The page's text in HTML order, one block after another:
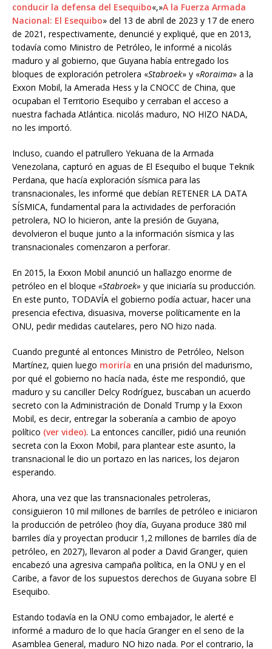
conducir la defensa del Esequibo«,»A la Fuerza Armada
Nacional: El Esequibo» del 13 de abril de 2023 y 17 de enero
de 2021, respectivamente, denuncié y expliqué, que en 2013,
todavía como Ministro de Petróleo, le informé a nicolás
maduro y al gobierno, que Guyana había entregado los
bloques de exploración petrolera «Stabroek» y «Roraima» a la
Exxon Mobil, la Amerada Hess y la CNOCC de China, que
ocupaban el Territorio Esequibo y cerraban el acceso a
nuestra fachada Atlántica. nicolás maduro, NO HIZO NADA,
no les importó.
Incluso, cuando el patrullero Yekuana de la Armada
Venezolana, capturó en aguas de El Esequibo el buque Teknik
Perdana, que hacía exploración sísmica para las
transnacionales, les informé que debían RETENER LA DATA
SÍSMICA, fundamental para la actividades de perforación
petrolera, NO lo hicieron, ante la presión de Guyana,
devolvieron el buque junto a la información sísmica y las
transnacionales comenzaron a perforar.
En 2015, la Exxon Mobil anunció un hallazgo enorme de
petróleo en el bloque «Stabroek» y que iniciaría su producción.
En este punto, TODAVÍA el gobierno podía actuar, hacer una
presencia efectiva, disuasiva, moverse políticamente en la
ONU, pedir medidas cautelares, pero NO hizo nada.
Cuando pregunté al entonces Ministro de Petróleo, Nelson
Martínez, quien luego moriría en una prisión del madurismo,
por qué el gobierno no hacía nada, éste me respondió, que
maduro y su canciller Delcy Rodríguez, buscaban un acuerdo
secreto con la Administración de Donald Trump y la Exxon
Mobil, es decir, entregar la soberanía a cambio de apoyo
político (ver video). La entonces canciller, pidió una reunión
secreta con la Exxon Mobil, para plantear este asunto, la
transnacional le dio un portazo en las narices, los dejaron
esperando.
Ahora, una vez que las transnacionales petroleras,
consiguieron 10 mil millones de barriles de petróleo e iniciaron
la producción de petróleo (hoy día, Guyana produce 380 mil
barriles día y proyectan producir 1,2 millones de barriles día de
petróleo, en 2027), llevaron al poder a David Granger, quien
encabezó una agresiva campaña política, en la ONU y en el
Caribe, a favor de los supuestos derechos de Guyana sobre El
Esequibo.
Estando todavía en la ONU como embajador, le alerté e
informé a maduro de lo que hacía Granger en el seno de la
Asamblea General, maduro NO hizo nada. Por el contrario, la